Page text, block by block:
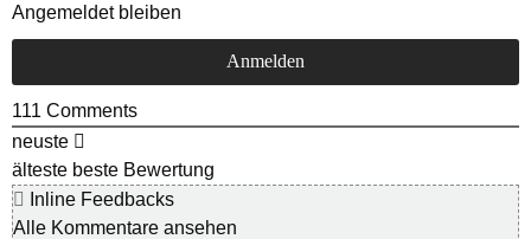
Angemeldet bleiben
111 Comments
neuste
älteste beste Bewertung
Inline Feedbacks
Alle Kommentare ansehen